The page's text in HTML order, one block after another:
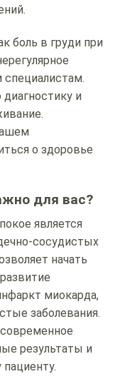
боль в груди при
и
о здоровье
для вас?
является
сосудистых
начать
миокарда,
заболевания.
результаты и